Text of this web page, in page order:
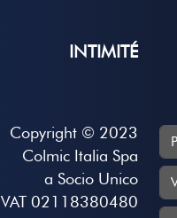
INTIMITÉ
Copyright © 2023
Colmic Italia Spa
a Socio Unico
VAT 02118380480